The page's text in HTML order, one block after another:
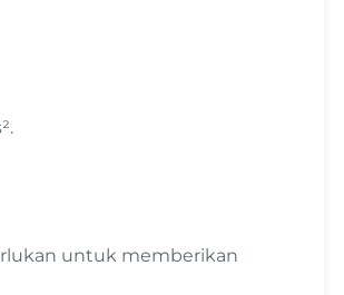
untuk memberikan